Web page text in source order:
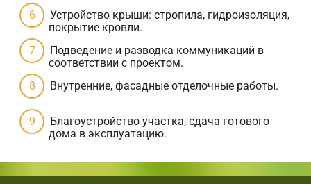
Устройство крыши: стропила, гидроизоляция,
покрытие кровли.
Подведение и разводка коммуникаций в
соответствии с проектом.
Внутренние, фасадные отделочные работы.
Благоустройство участка, сдача готового
дома в эксплуатацию.